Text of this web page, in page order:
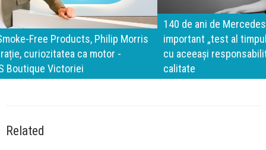
140 de ani de Mercedes-Benz. Ramona Pîrlog: Cel mai
important „test al timpului” este să inovăm constant, dar
cu aceeași responsabilitate față de oameni, siguranță și
calitate
Related